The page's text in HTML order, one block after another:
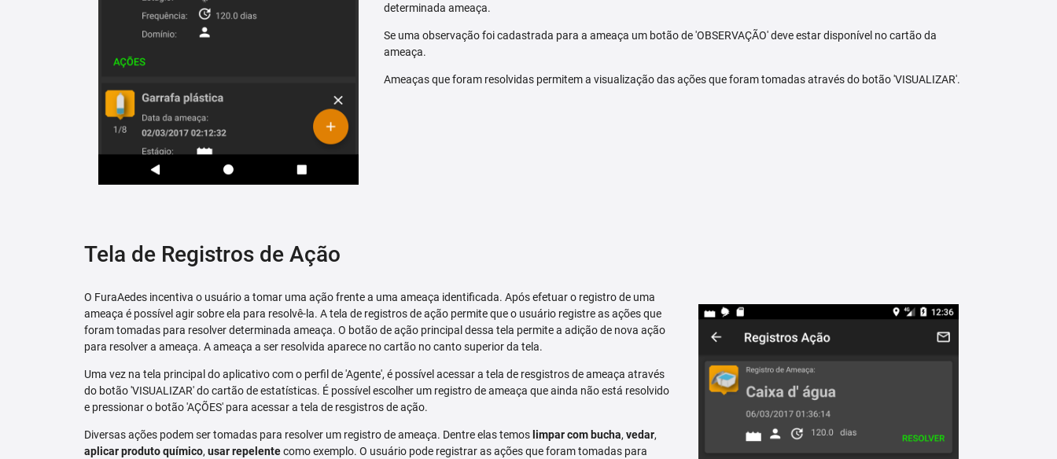
determinada ameaça.
Se uma observação foi cadastrada para a ameaça um botão de 'OBSERVAÇÃO' deve estar disponível no cartão da
ameaça.
Ameaças que foram resolvidas permitem a visualização das ações que foram tomadas através do botão 'VISUALIZAR'.
Tela de Registros de Ação
O FuraAedes incentiva o usuário a tomar uma ação frente a uma ameaça identificada. Após efetuar o registro de uma
ameaça é possível agir sobre ela para resolvê-la. A tela de registros de ação permite que o usuário registre as ações que
foram tomadas para resolver determinada ameaça. O botão de ação principal dessa tela permite a adição de nova ação
para resolver a ameaça. A ameaça a ser resolvida aparece no cartão no canto superior da tela.
Uma vez na tela principal do aplicativo com o perfil de 'Agente', é possível acessar a tela de resgistros de ameaça através
do botão 'VISUALIZAR' do cartão de estatísticas. É possível escolher um registro de ameaça que ainda não está resolvido
e pressionar o botão 'AÇÕES' para acessar a tela de resgistros de ação.
Diversas ações podem ser tomadas para resolver um registro de ameaça. Dentre elas temos limpar com bucha, vedar,
aplicar produto químico, usar repelentecomo exemplo. O usuário pode registrar as ações que foram tomadas para